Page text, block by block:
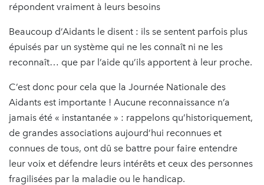
répondent vraiment à leurs besoins
Beaucoup d’Aidants le disent : ils se sentent parfois plus
épuisés par un système qui ne les connaît ni ne les
reconnaît… que par l’aide qu’ils apportent à leur proche.
C’est donc pour cela que la Journée Nationale des
Aidants est importante ! Aucune reconnaissance n’a
jamais été « instantanée » : rappelons qu’historiquement,
de grandes associations aujourd’hui reconnues et
connues de tous, ont dû se battre pour faire entendre
leur voix et défendre leurs intérêts et ceux des personnes
fragilisées par la maladie ou le handicap.